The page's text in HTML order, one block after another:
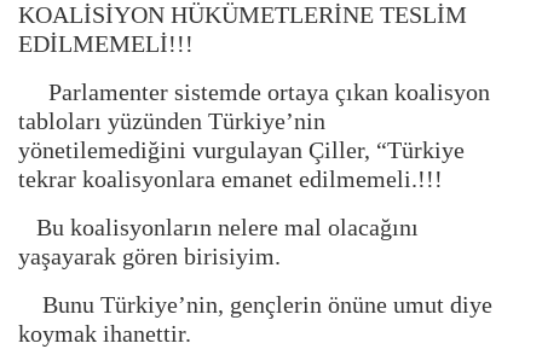
KOALİSİYON HÜKÜMETLERİNE TESLİM
EDİLMEMELİ!!!
Parlamenter sistemde ortaya çıkan koalisyon
tabloları yüzünden Türkiye’nin
yönetilemediğini vurgulayan Çiller, “Türkiye
tekrar koalisyonlara emanet edilmemeli.!!!
Bu koalisyonların nelere mal olacağını
yaşayarak gören birisiyim.
Bunu Türkiye’nin, gençlerin önüne umut diye
koymak ihanettir.